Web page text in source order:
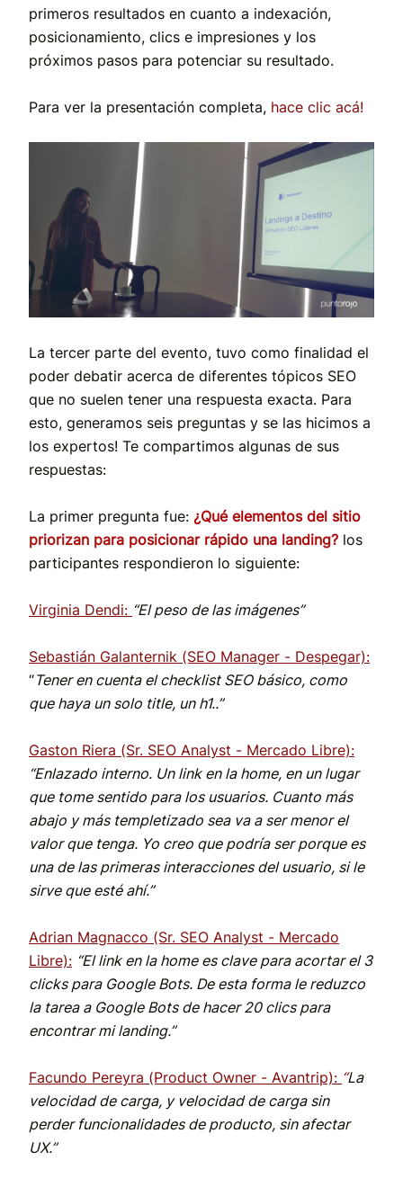
primeros resultados en cuanto a indexación,
posicionamiento, clics e impresiones y los
próximos pasos para potenciar su resultado.
Para ver la presentación completa, hace clic acá!
La tercer parte del evento, tuvo como finalidad el
poder debatir acerca de diferentes tópicos SEO
que no suelen tener una respuesta exacta. Para
esto, generamos seis preguntas y se las hicimos a
los expertos! Te compartimos algunas de sus
respuestas:
La primer pregunta fue: ¿Qué elementos del sitio
priorizan para posicionar rápido una landing? los
participantes respondieron lo siguiente:
Virginia Dendi: “El peso de las imágenes”
Sebastián Galanternik (SEO Manager - Despegar):
“Tener en cuenta el checklist SEO básico, como
que haya un solo title, un h1..”
Gaston Riera (Sr. SEO Analyst - Mercado Libre):
“Enlazado interno. Un link en la home, en un lugar
que tome sentido para los usuarios. Cuanto más
abajo y más templetizado sea va a ser menor el
valor que tenga. Yo creo que podría ser porque es
una de las primeras interacciones del usuario, si le
sirve que esté ahí.”
Adrian Magnacco (Sr. SEO Analyst - Mercado
Libre): “El link en la home es clave para acortar el 3
clicks para Google Bots. De esta forma le reduzco
la tarea a Google Bots de hacer 20 clics para
encontrar mi landing.”
Facundo Pereyra (Product Owner - Avantrip): “La
velocidad de carga, y velocidad de carga sin
perder funcionalidades de producto, sin afectar
UX.”